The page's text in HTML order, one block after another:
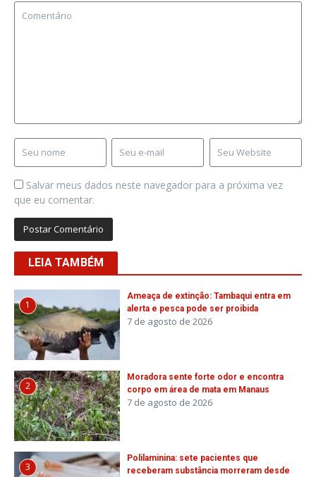
Salvar meus dados neste navegador para a próxima vez
que eu comentar.
LEIA TAMBÉM
1
Ameaça de extinção: Tambaqui entra em
alerta e pesca pode ser proibida
7 de agosto de 2026
2
Moradora sente forte odor e encontra
corpo em área de mata em Manaus
7 de agosto de 2026
3
Polilaminina: sete pacientes que
receberam substância morreram desde